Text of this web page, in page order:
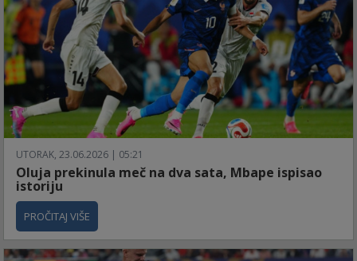
UTORAK, 23.06.2026 | 05:21
Oluja prekinula meč na dva sata, Mbape ispisao
istoriju
PROČITAJ VIŠE